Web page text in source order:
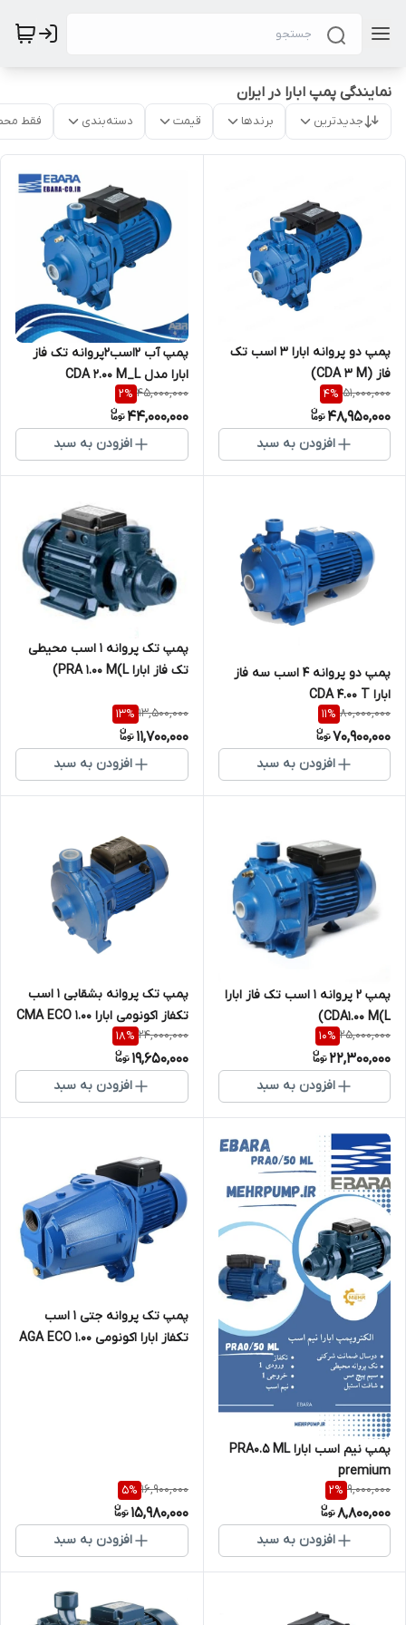
نمایندگی پمپ ابارا در ایران
جدیدترین برندها قیمت دسته‌بندی فقط
پمپ دو پروانه ابارا 3 اسب تک
فاز (CDA 3 M)
51,000,000
4%
48,950,000
افزودن به سبد
پمپ آب 2اسب2پروانه تک فاز
ابارا مدل CDA 2.00 M_L
45,000,000
2%
44,000,000
افزودن به سبد
پمپ دو پروانه 4 اسب سه فاز
ابارا CDA 4.00 T
80,000,000
11%
70,900,000
افزودن به سبد
پمپ تک پروانه 1 اسب محیطی
تک فاز ابارا PRA 1.00 M(L)
13,500,000
13%
11,700,000
افزودن به سبد
پمپ 2 پروانه 1 اسب تک فاز ابارا
CDA1.00 M(L)
25,000,000
10%
22,300,000
افزودن به سبد
پمپ تک پروانه بشقابی 1 اسب
تکفاز اکونومی ابارا CMA ECO 1.00
M(L)
24,000,000
18%
19,650,000
افزودن به سبد
پمپ نیم اسب ابارا PRA0.5 ML
premium
9,000,000
2%
8,800,000
افزودن به سبد
پمپ تک پروانه جتی 1 اسب
تکفاز ابارا اکونومی AGA ECO 1.00
16,900,000
5%
15,980,000
افزودن به سبد